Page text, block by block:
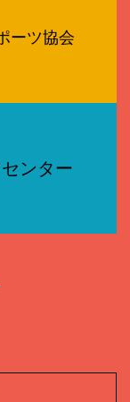
ーツ協会
ンター